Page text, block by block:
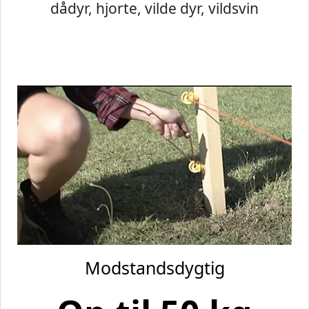
dådyr, hjorte, vilde dyr, vildsvin
Modstandsdygtig